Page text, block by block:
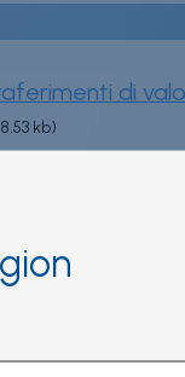
di
kb)